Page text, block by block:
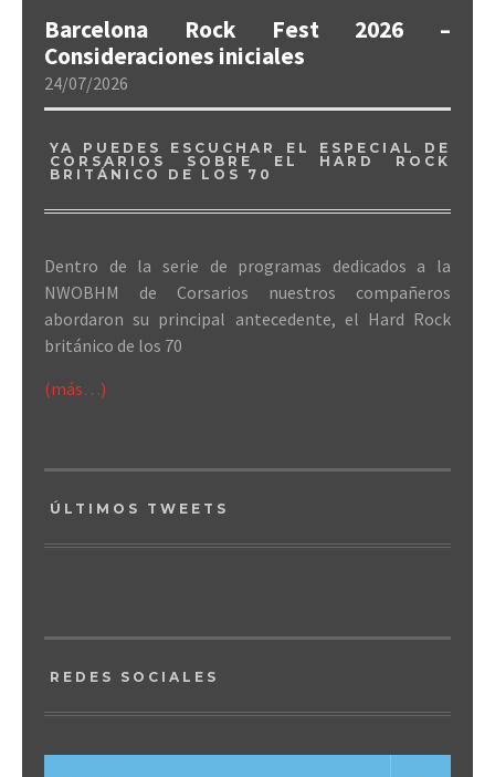
Barcelona Rock Fest 2026 –
Consideraciones iniciales
24/07/2026
YA PUEDES ESCUCHAR EL ESPECIAL DE
CORSARIOS SOBRE EL HARD ROCK
BRITÁNICO DE LOS 70
Dentro de la serie de programas dedicados a la
NWOBHM de Corsarios nuestros compañeros
abordaron su principal antecedente, el Hard Rock
británico de los 70
(más…)
ÚLTIMOS TWEETS
REDES SOCIALES